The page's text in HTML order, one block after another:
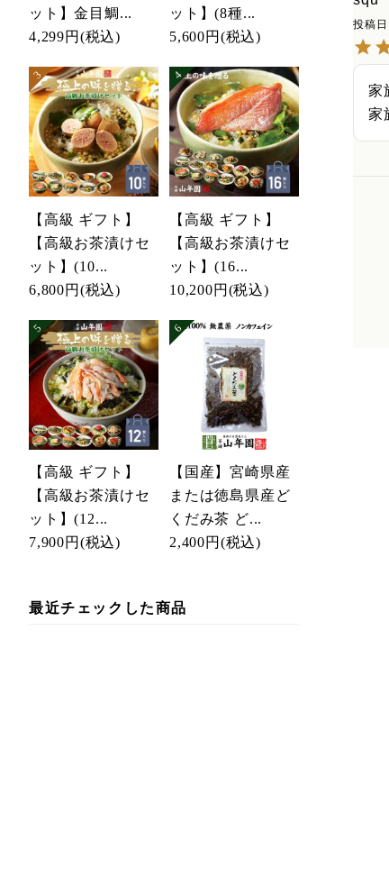
ット】金目鯛...
4,299円 (税込)
ット】(8種...
5,600円 (税込)
【高級 ギフト】
【高級お茶漬けセ
ット】(10...
6,800円 (税込)
【高級 ギフト】
【高級お茶漬けセ
ット】(16...
10,200円 (税込)
【高級 ギフト】
【高級お茶漬けセ
ット】(12...
7,900円 (税込)
【国産】宮崎県産
または徳島県産ど
くだみ茶 ど...
2,400円 (税込)
最近チェックした商品
投稿日
家
家